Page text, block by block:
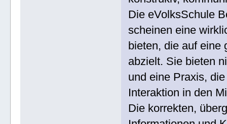
Die eVolksSchule
scheinen eine
bieten, die auf eine
abzielt. Sie bieten
und eine Praxis,
Interaktion in den
Die korrekten,